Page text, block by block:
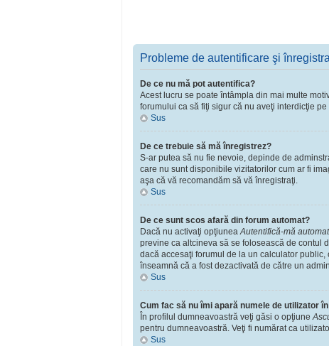
Probleme de autentificare şi
De ce nu mă pot autentifica?
Acest lucru se poate întâmpla din mai multe
forumului ca să fiţi sigur că nu aveţi interdicţie
Sus
De ce trebuie să mă înregistrez?
S-ar putea să nu fie nevoie, depinde de
care nu sunt disponibile vizitatorilor cum ar fi
aşa că vă recomandăm să vă înregistraţi.
Sus
De ce sunt scos afară din forum automat?
Dacă nu activaţi opţiuneaAutentifică-mă
previne ca altcineva să se folosească de contul
dacă accesaţi forumul de la un calculator
înseamnă că a fost dezactivată de către un
Sus
Cum fac să nu îmi apară numele de utilizator
În profilul dumneavoastră veţi găsi o opţiune
pentru dumneavoastră. Veţi fi numărat ca
Sus